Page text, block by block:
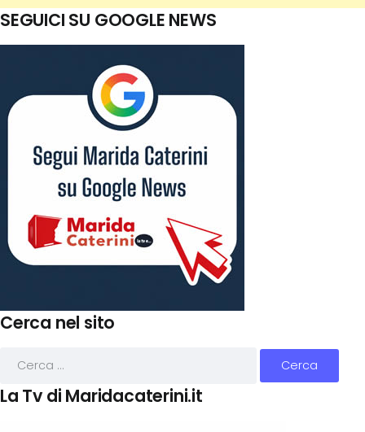
SEGUICI SU GOOGLE NEWS
Cerca nel sito
La Tv di Maridacaterini.it